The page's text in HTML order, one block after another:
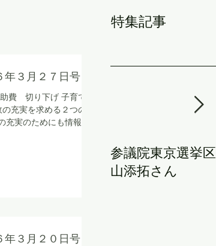
年３月２７日号
費 切り下げ 子育て環
充実を求める２つの陳
実のためにも情報提
年３月２０日号
特集記事
参議院東京選挙区
山添拓さん